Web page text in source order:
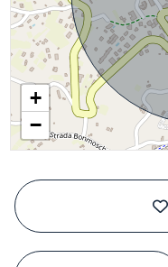
+
−